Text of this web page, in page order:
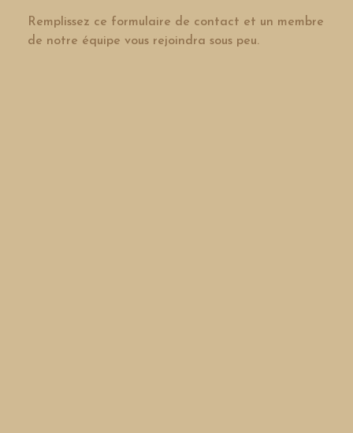
Remplissez ce formulaire de contact et un membre
de notre équipe vous rejoindra sous peu.